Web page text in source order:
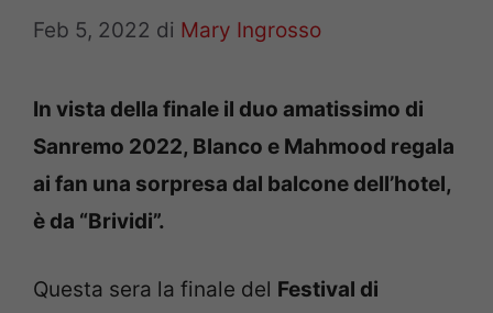
Feb 5, 2022 di Mary Ingrosso
In vista della finale il duo amatissimo di
Sanremo 2022, Blanco e Mahmood regala
ai fan una sorpresa dal balcone dell’hotel,
è da “Brividi”.
Questa sera la finale del Festival di